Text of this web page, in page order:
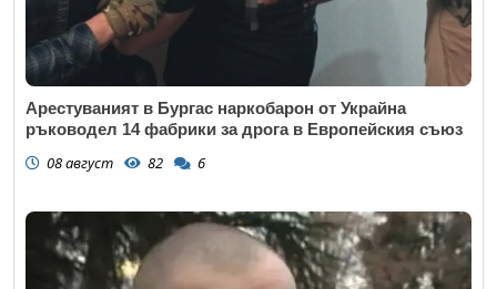
Арестуваният в Бургас наркобарон от Украйна
ръководел 14 фабрики за дрога в Европейския съюз
08 август 82 6